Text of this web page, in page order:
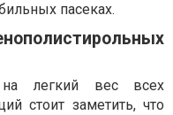
пасеках.
легкий вес всех
стоит заметить, что